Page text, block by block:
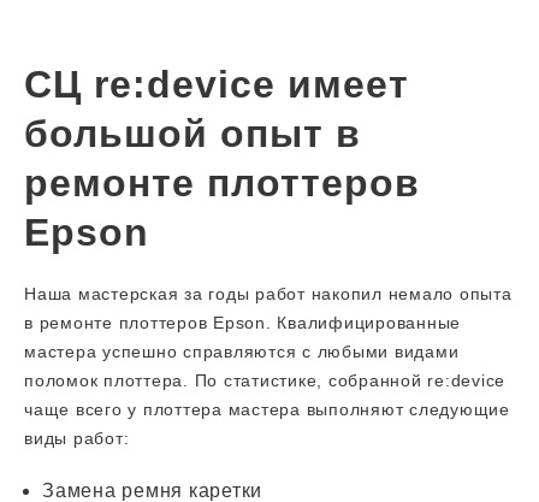
СЦ re:device имеет
большой опыт в
ремонте плоттеров
Epson
Наша мастерская за годы работ накопил немало опыта
в ремонте плоттеров Epson. Квалифицированные
мастера успешно справляются с любыми видами
поломок плоттера. По статистике, собранной re:device
чаще всего у плоттера мастера выполняют следующие
виды работ:
Замена ремня каретки